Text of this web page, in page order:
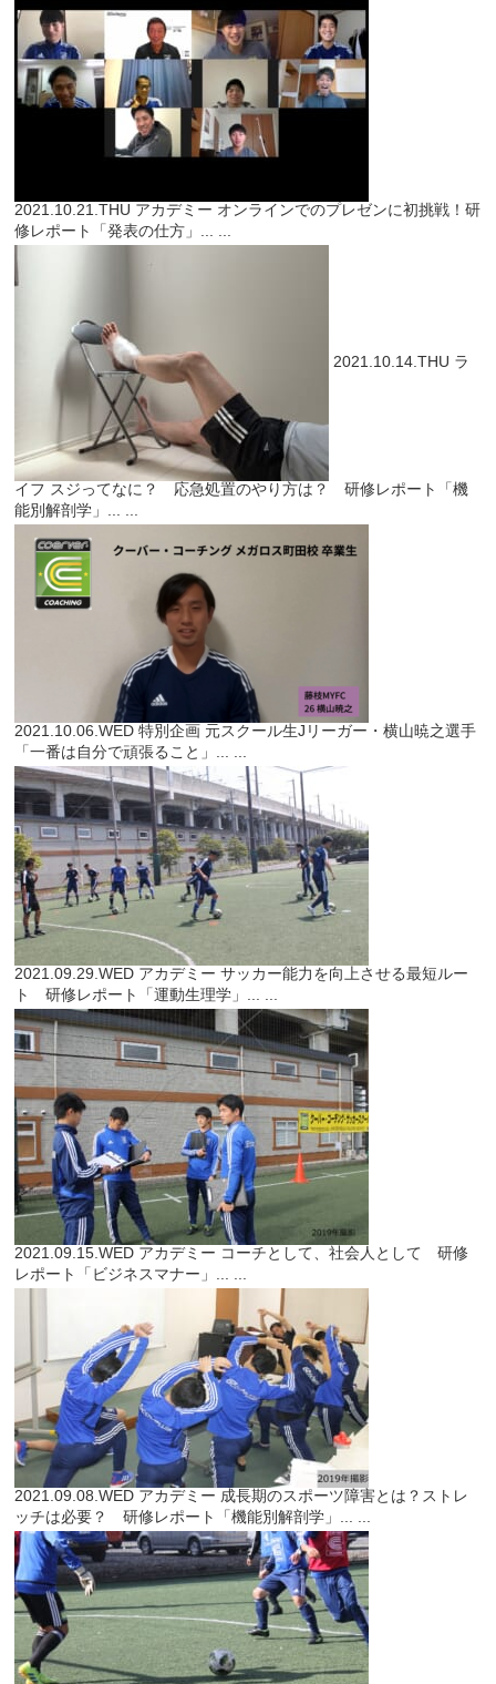
2021.10.21.THU アカデミー オンラインでのプレゼンに初挑戦！研
修レポート「発表の仕方」... ...
2021.10.14.THU ラ
イフ スジってなに？ 応急処置のやり方は？ 研修レポート「機
能別解剖学」... ...
2021.10.06.WED 特別企画 元スクール生Jリーガー・横山暁之選手
「一番は自分で頑張ること」... ...
2021.09.29.WED アカデミー サッカー能力を向上させる最短ルー
ト 研修レポート「運動生理学」... ...
2021.09.15.WED アカデミー コーチとして、社会人として 研修
レポート「ビジネスマナー」... ...
2021.09.08.WED アカデミー 成長期のスポーツ障害とは？ストレ
ッチは必要？ 研修レポート「機能別解剖学」... ...